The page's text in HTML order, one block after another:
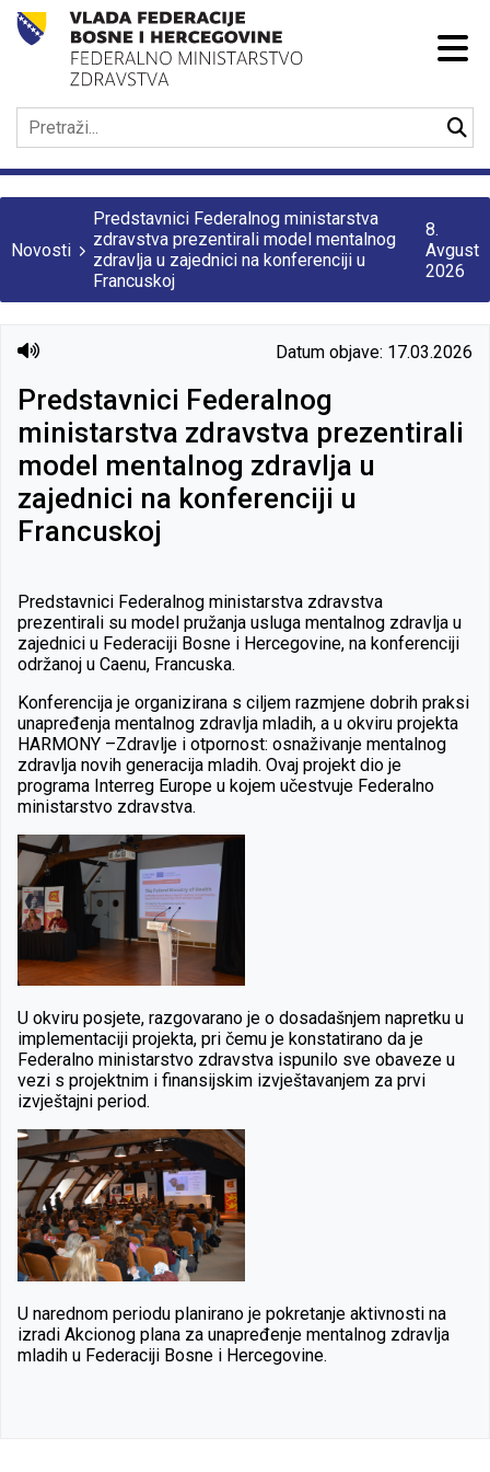
Novosti
Predstavnici Federalnog ministarstva
zdravstva prezentirali model mentalnog
zdravlja u zajednici na konferenciji u
Francuskoj
8.
Avgust
2026
Datum objave: 17.03.2026
Predstavnici Federalnog
ministarstva zdravstva prezentirali
model mentalnog zdravlja u
zajednici na konferenciji u
Francuskoj
Predstavnici Federalnog ministarstva zdravstva
prezentirali su model pružanja usluga mentalnog zdravlja u
zajednici u Federaciji Bosne i Hercegovine, na konferenciji
održanoj u Caenu, Francuska.
Konferencija je organizirana s ciljem razmjene dobrih praksi
unapređenja mentalnog zdravlja mladih, a u okviru projekta
HARMONY –Zdravlje i otpornost: osnaživanje mentalnog
zdravlja novih generacija mladih. Ovaj projekt dio je
programa Interreg Europe u kojem učestvuje Federalno
ministarstvo zdravstva.
U okviru posjete, razgovarano je o dosadašnjem napretku u
implementaciji projekta, pri čemu je konstatirano da je
Federalno ministarstvo zdravstva ispunilo sve obaveze u
vezi s projektnim i finansijskim izvještavanjem za prvi
izvještajni period.
U narednom periodu planirano je pokretanje aktivnosti na
izradi Akcionog plana za unapređenje mentalnog zdravlja
mladih u Federaciji Bosne i Hercegovine.